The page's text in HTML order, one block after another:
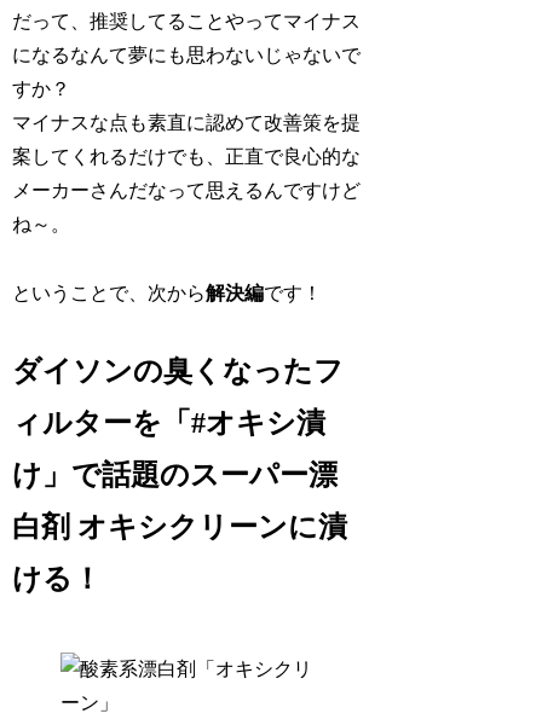
だって、推奨してることやってマイナス
になるなんて夢にも思わないじゃないで
すか？
マイナスな点も素直に認めて改善策を提
案してくれるだけでも、正直で良心的な
メーカーさんだなって思えるんですけど
ね～。
ということで、次から解決編です！
ダイソンの臭くなったフ
ィルターを「#オキシ漬
け」で話題のスーパー漂
白剤 オキシクリーンに漬
ける！